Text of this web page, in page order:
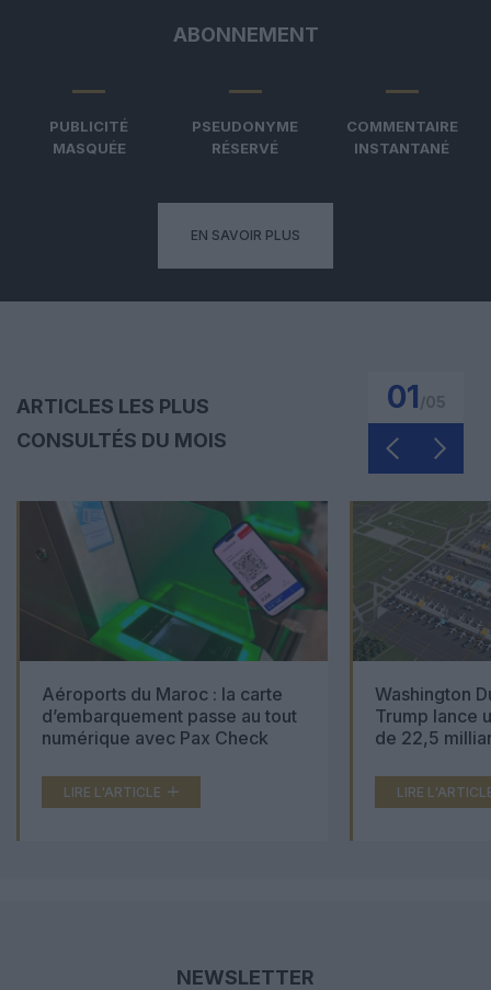
ABONNEMENT
PUBLICITÉ
MASQUÉE
PSEUDONYME
RÉSERVÉ
COMMENTAIRE
INSTANTANÉ
EN SAVOIR PLUS
ARTICLES LES PLUS
CONSULTÉS DU MOIS
01
Aéroports du Maroc : la carte
d’embarquement passe au tout
numérique avec Pax Check
LIRE L'ARTICLE
Washington
Trump lance
de 22,5
LIRE
NEWSLETTER